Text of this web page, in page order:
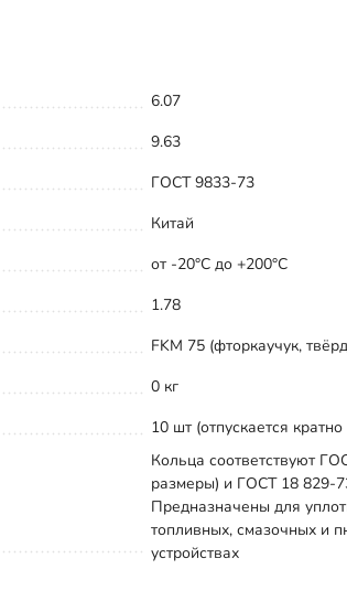
6.07
9.63
ГОСТ 9833-73
Китай
от -20°С до +200°С
1.78
FKM 75 (фторкаучук,
0 кг
10 шт (отпускается
Кольца соответствуют
размеры) и ГОСТ 18 829-
Предназначены для
топливных, смазочных и
устройствах